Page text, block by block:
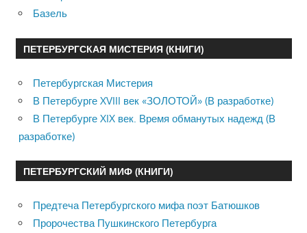
Базель
ПЕТЕРБУРГСКАЯ МИСТЕРИЯ (КНИГИ)
Петербургская Мистерия
В Петербурге XVIII век «ЗОЛОТОЙ» (В разработке)
В Петербурге XIX век. Время обманутых надежд (В
разработке)
ПЕТЕРБУРГСКИЙ МИФ (КНИГИ)
Предтеча Петербургского мифа поэт Батюшков
Пророчества Пушкинского Петербурга